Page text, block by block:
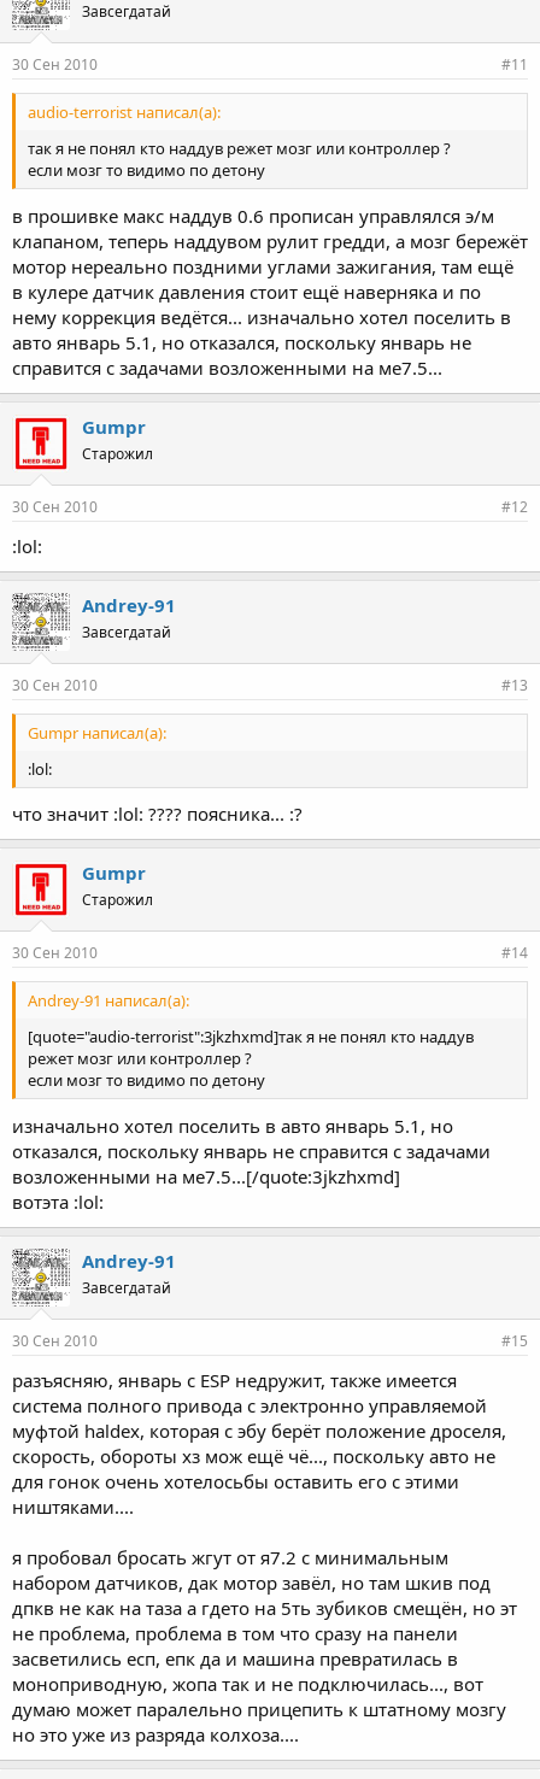
Завсегдатай
30 Сен 2010 #11
audio-terrorist написал(а):
так я не понял кто наддув режет мозг или контроллер ?
если мозг то видимо по детону
в прошивке макс наддув 0.6 прописан управлялся э/м
клапаном, теперь наддувом рулит гредди, а мозг бережёт
мотор нереально поздними углами зажигания, там ещё
в кулере датчик давления стоит ещё наверняка и по
нему коррекция ведётся... изначально хотел поселить в
авто январь 5.1, но отказался, поскольку январь не
справится с задачами возложенными на ме7.5...
Gumpr
Старожил
30 Сен 2010 #12
:lol:
Andrey-91
Завсегдатай
30 Сен 2010 #13
Gumpr написал(а):
:lol:
что значит :lol: ???? поясника... :?
Gumpr
Старожил
30 Сен 2010 #14
Andrey-91 написал(а):
[quote="audio-terrorist":3jkzhxmd]так я не понял кто наддув
режет мозг или контроллер ?
если мозг то видимо по детону
изначально хотел поселить в авто январь 5.1, но
отказался, поскольку январь не справится с задачами
возложенными на ме7.5...[/quote:3jkzhxmd]
вотэта :lol:
Andrey-91
Завсегдатай
30 Сен 2010 #15
разъясняю, январь с ESP недружит, также имеется
система полного привода с электронно управляемой
муфтой haldex, которая с эбу берёт положение дроселя,
скорость, обороты хз мож ещё чё..., поскольку авто не
для гонок очень хотелосьбы оставить его с этими
ништяками....
я пробовал бросать жгут от я7.2 с минимальным
набором датчиков, дак мотор завёл, но там шкив под
дпкв не как на таза а гдето на 5ть зубиков смещён, но эт
не проблема, проблема в том что сразу на панели
засветились есп, епк да и машина превратилась в
моноприводную, жопа так и не подключилась..., вот
думаю может паралельно прицепить к штатному мозгу
но это уже из разряда колхоза....